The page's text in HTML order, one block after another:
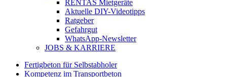
RENTAS Mietgeräte
Aktuelle DIY-Videotipps
Ratgeber
Gefahrgut
WhatsApp-Newsletter
JOBS & KARRIERE
Fertigbeton für Selbstabholer
Kompetenz im Transportbeton